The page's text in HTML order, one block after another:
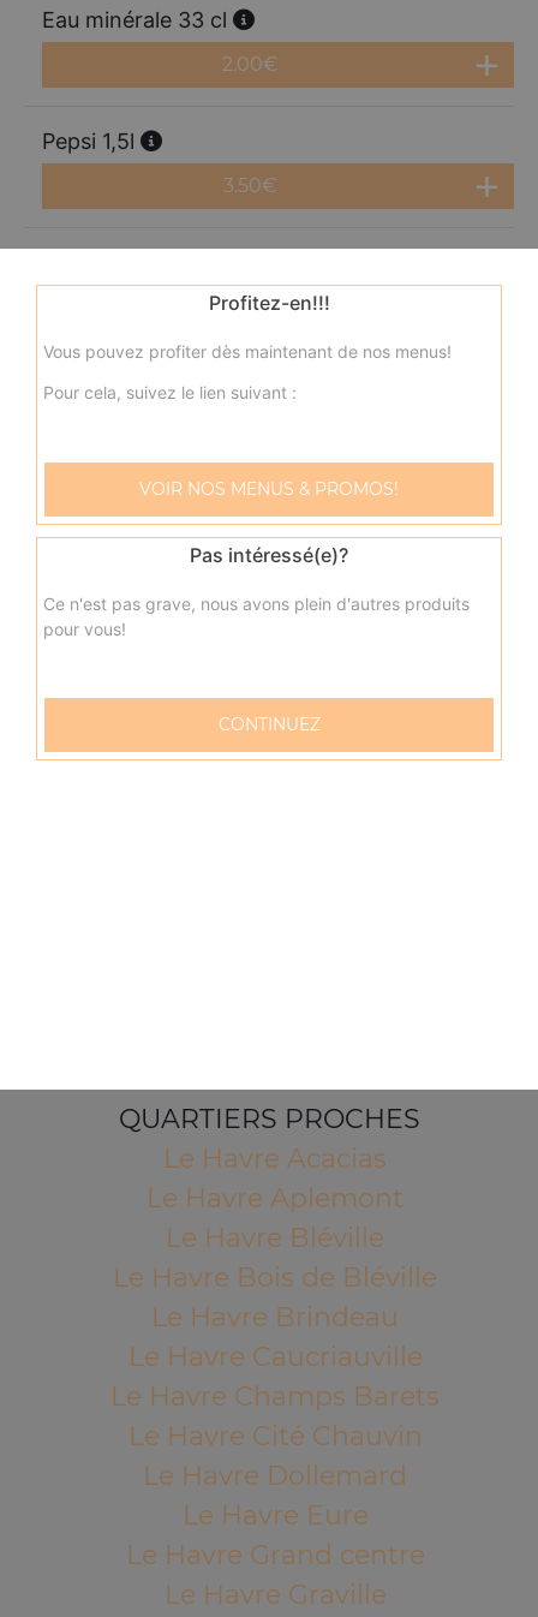
Eau minérale 33 cl
2.00€
Pepsi 1,5l
3.50€
3.50€
Orangina 1,5l
4.00€
QUARTIERS PROCHES
Le Havre Acacias
Le Havre Aplemont
Le Havre Bléville
Le Havre Bois de Bléville
Le Havre Brindeau
Le Havre Caucriauville
Le Havre Champs Barets
Le Havre Cité Chauvin
Le Havre Dollemard
Le Havre Eure
Le Havre Grand centre
Le Havre Graville
Profitez-en!!!
Vous pouvez profiter dès maintenant de nos menus!
Pour cela, suivez le lien suivant :
VOIR NOS MENUS & PROMOS!
Pas intéressé(e)?
Ce n'est pas grave, nous avons plein d'autres produits
pour vous!
CONTINUEZ